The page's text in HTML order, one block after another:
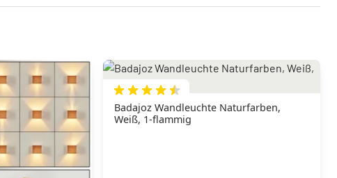
Badajoz Wandleuchte Naturfarben,
Weiß, 1-flammig